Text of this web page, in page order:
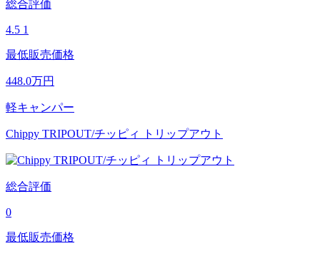
総合評価
4.5 1
最低販売価格
448.0万円
軽キャンパー
Chippy TRIPOUT/チッピィ トリップアウト
総合評価
0
最低販売価格